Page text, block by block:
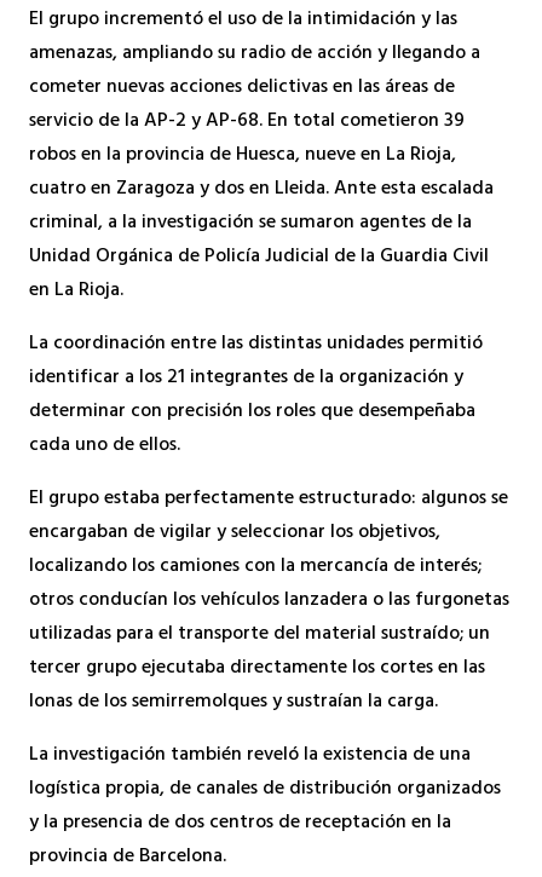
El grupo incrementó el uso de la intimidación y las
amenazas, ampliando su radio de acción y llegando a
cometer nuevas acciones delictivas en las áreas de
servicio de la AP-2 y AP-68. En total cometieron 39
robos en la provincia de Huesca, nueve en La Rioja,
cuatro en Zaragoza y dos en Lleida. Ante esta escalada
criminal, a la investigación se sumaron agentes de la
Unidad Orgánica de Policía Judicial de la Guardia Civil
en La Rioja.
La coordinación entre las distintas unidades permitió
identificar a los 21 integrantes de la organización y
determinar con precisión los roles que desempeñaba
cada uno de ellos.
El grupo estaba perfectamente estructurado: algunos se
encargaban de vigilar y seleccionar los objetivos,
localizando los camiones con la mercancía de interés;
otros conducían los vehículos lanzadera o las furgonetas
utilizadas para el transporte del material sustraído; un
tercer grupo ejecutaba directamente los cortes en las
lonas de los semirremolques y sustraían la carga.
La investigación también reveló la existencia de una
logística propia, de canales de distribución organizados
y la presencia de dos centros de receptación en la
provincia de Barcelona.